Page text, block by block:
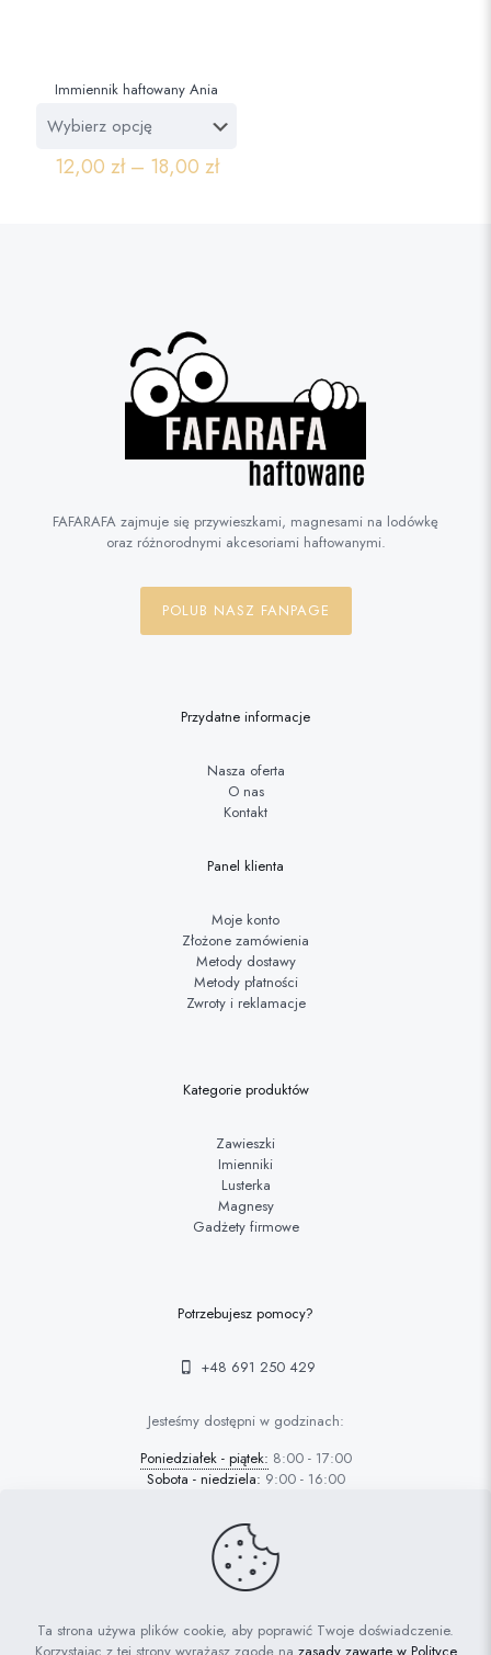
Immiennik haftowany Ania
12,00 zł– 18,00 zł
FAFARAFA zajmuje się przywieszkami, magnesami na lodówkę
oraz różnorodnymi akcesoriami haftowanymi.
POLUB NASZ FANPAGE
Przydatne informacje
Nasza oferta
O nas
Kontakt
Panel klienta
Moje konto
Złożone zamówienia
Metody dostawy
Metody płatności
Zwroty i reklamacje
Kategorie produktów
Zawieszki
Imienniki
Lusterka
Magnesy
Gadżety firmowe
Potrzebujesz pomocy?
+48 691 250 429
Jesteśmy dostępni w godzinach:
Poniedziałek - piątek: 8:00 - 17:00
Sobota - niedziela: 9:00 - 16:00
© 2022 FAFARAFA | Haft Piotrków Trybunalski |
Projektowanie
stron Piotrków: AdrianGrzybek.pl
Ta strona używa plików cookie, aby poprawić Twoje doświadczenie.